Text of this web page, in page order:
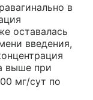
в
оставалась
введения,
выше при
мг/сут по